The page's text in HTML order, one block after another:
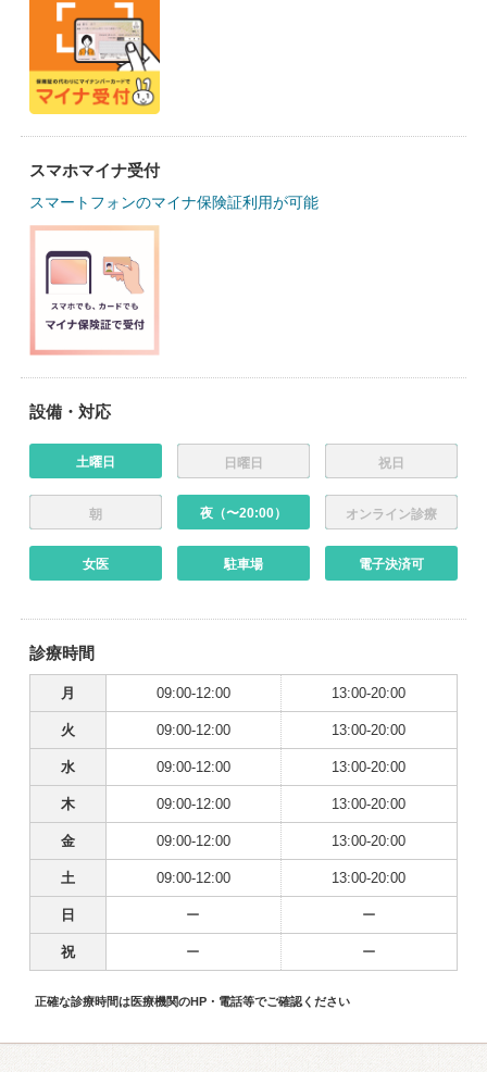
スマホマイナ受付
スマートフォンのマイナ保険証利用が可能
設備・対応
土曜日 日曜日 祝日
朝 夜（〜20:00） オンライン診療
女医 駐車場 電子決済可
診療時間
月 09:00-12:00 13:00-20:00
火 09:00-12:00 13:00-20:00
水 09:00-12:00 13:00-20:00
木 09:00-12:00 13:00-20:00
金 09:00-12:00 13:00-20:00
土 09:00-12:00 13:00-20:00
日 ー ー
祝 ー ー
正確な診療時間は医療機関のHP・電話等でご確認ください